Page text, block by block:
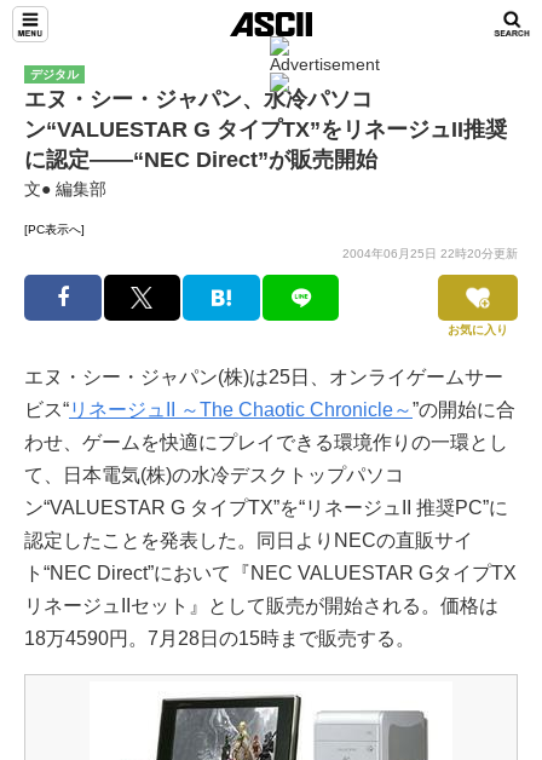
デジタル
エヌ・シー・ジャパン、水冷パソコ
ン“VALUESTAR G タイプTX”をリネージュII推奨
に認定――“NEC Direct”が販売開始
文● 編集部
[PC表示へ]
2004年06月25日 22時20分更新
お気に入り
エヌ・シー・ジャパン(株)は25日、オンライゲームサー
ビス“リネージュII ～The Chaotic Chronicle～”の開始に合
わせ、ゲームを快適にプレイできる環境作りの一環とし
て、日本電気(株)の水冷デスクトップパソコ
ン“VALUESTAR G タイプTX”を“リネージュII 推奨PC”に
認定したことを発表した。同日よりNECの直販サイ
ト“NEC Direct”において『NEC VALUESTAR GタイプTX
リネージュIIセット』として販売が開始される。価格は
18万4590円。7月28日の15時まで販売する。